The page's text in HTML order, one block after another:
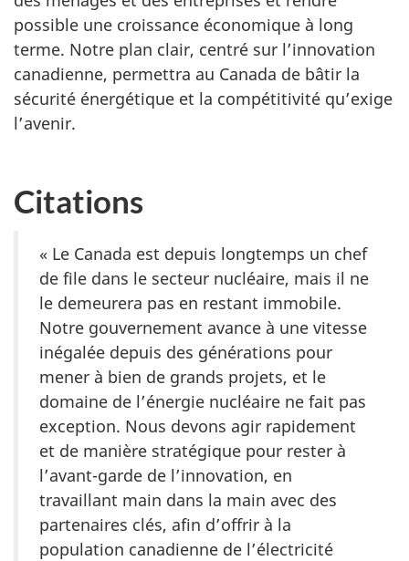
possible une croissance économique à long
terme. Notre plan clair, centré sur l’innovation
canadienne, permettra au Canada de bâtir la
sécurité énergétique et la compétitivité qu’exige
l’avenir.
Citations
« Le Canada est depuis longtemps un chef
de file dans le secteur nucléaire, mais il ne
le demeurera pas en restant immobile.
Notre gouvernement avance à une vitesse
inégalée depuis des générations pour
mener à bien de grands projets, et le
domaine de l’énergie nucléaire ne fait pas
exception. Nous devons agir rapidement
et de manière stratégique pour rester à
l’avant-garde de l’innovation, en
travaillant main dans la main avec des
partenaires clés, afin d’offrir à la
population canadienne de l’électricité